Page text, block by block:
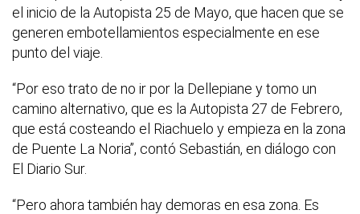
el inicio de la Autopista 25 de Mayo, que hacen que se
generen embotellamientos especialmente en ese
punto del viaje.
“Por eso trato de no ir por la Dellepiane y tomo un
camino alternativo, que es la Autopista 27 de Febrero,
que está costeando el Riachuelo y empieza en la zona
de Puente La Noria”, contó Sebastián, en diálogo con
El Diario Sur.
“Pero ahora también hay demoras en esa zona. Es